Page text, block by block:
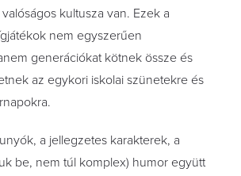
kultusza van. Ezek a
nem egyszerűen
generációkat kötnek össze és
az egykori iskolai szünetekre és
a jellegzetes karakterek, a
be, nem túl komplex) humor együtt